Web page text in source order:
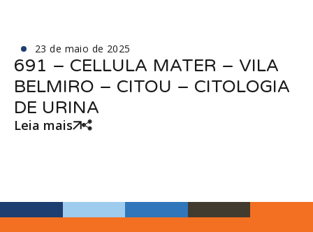
23 de maio de 2025
691 – CELLULA MATER – VILA
BELMIRO – CITOU – CITOLOGIA
DE URINA
Leia mais